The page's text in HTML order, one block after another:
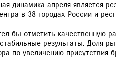
динамика апреля является
в 38 городах России и
бы отметить качественную
результаты. Доля
по увеличению присутствия